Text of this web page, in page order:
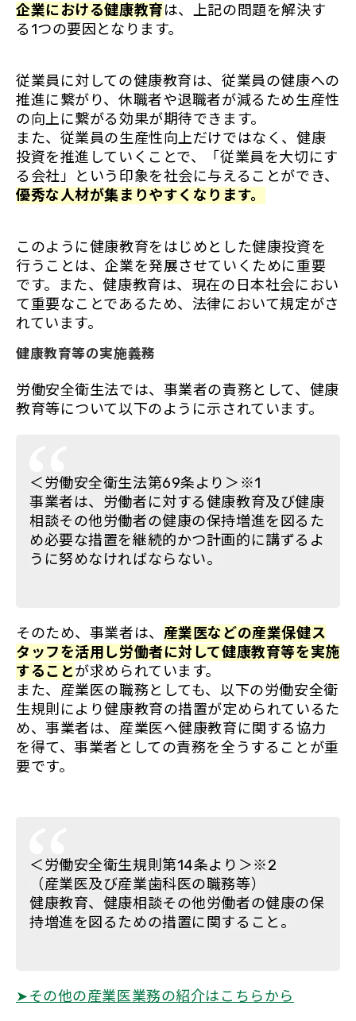
企業における健康教育は、上記の問題を解決す
る1つの要因となります。
従業員に対しての健康教育は、従業員の健康への
推進に繋がり、休職者や退職者が減るため生産性
の向上に繋がる効果が期待できます。
また、従業員の生産性向上だけではなく、健康
投資を推進していくことで、「従業員を大切にす
る会社」という印象を社会に与えることができ、
優秀な人材が集まりやすくなります。
このように健康教育をはじめとした健康投資を
行うことは、企業を発展させていくために重要
です。また、健康教育は、現在の日本社会におい
て重要なことであるため、法律において規定がさ
れています。
健康教育等の実施義務
労働安全衛生法では、事業者の責務として、健康
教育等について以下のように示されています。
＜労働安全衛生法第69条より＞※1
事業者は、労働者に対する健康教育及び健康
相談その他労働者の健康の保持増進を図るた
め必要な措置を継続的かつ計画的に講ずるよ
うに努めなければならない。
そのため、事業者は、 産業医などの産業保健ス
タッフを活用し労働者に対して健康教育等を実施
することが求められています。
また、産業医の職務としても、以下の労働安全衛
生規則により健康教育の措置が定められているた
め、事業者は、産業医へ健康教育に関する協力
を得て、事業者としての責務を全うすることが重
要です。
＜労働安全衛生規則第14条より＞※2
（産業医及び産業歯科医の職務等）
健康教育、健康相談その他労働者の健康の保
持増進を図るための措置に関すること。
➤その他の産業医業務の紹介はこちらから